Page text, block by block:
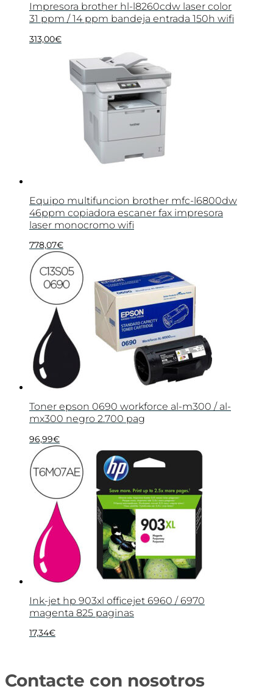
Impresora brother hl-l8260cdw laser color
31 ppm / 14 ppm bandeja entrada 150h wifi
313,00€
Equipo multifuncion brother mfc-l6800dw
46ppm copiadora escaner fax impresora
laser monocromo wifi
778,07€
Toner epson 0690 workforce al-m300 / al-
mx300 negro 2.700 pag
96,99€
Ink-jet hp 903xl officejet 6960 / 6970
magenta 825 paginas
17,34€
Contacte con nosotros